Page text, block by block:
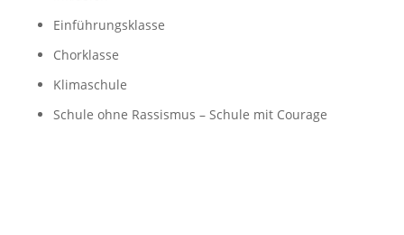
Einführungsklasse
Chorklasse
Klimaschule
Schule ohne Rassismus – Schule mit Courage